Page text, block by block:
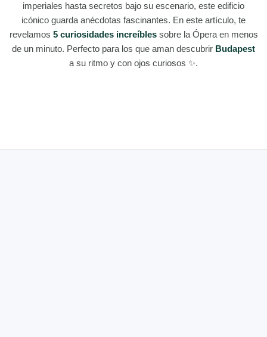
imperiales hasta secretos bajo su escenario, este edificio
icónico guarda anécdotas fascinantes. En este artículo, te
revelamos 5 curiosidades increíblessobre la Ópera en menos
de un minuto. Perfecto para los que aman descubrir Budapest
a su ritmo y con ojos curiosos ✨.